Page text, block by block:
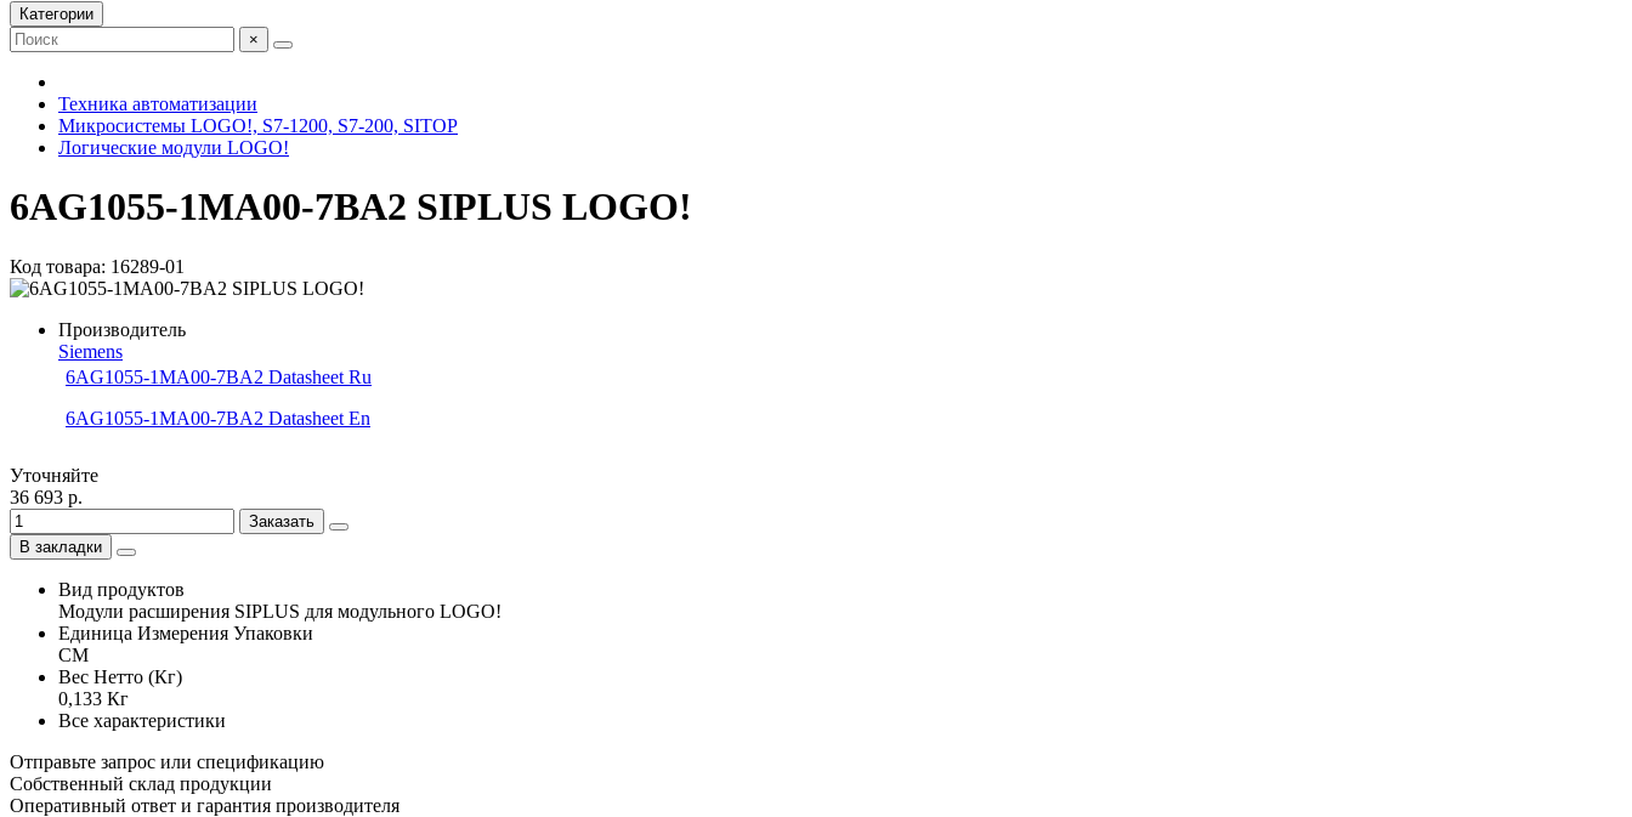
Категории
×
Техника автоматизации
Микросистемы LOGO!, S7-1200, S7-200, SITOP
Логические модули LOGO!
6AG1055-1MA00-7BA2 SIPLUS LOGO!
Код товара: 16289-01
Производитель
Siemens
6AG1055-1MA00-7BA2 Datasheet Ru
6AG1055-1MA00-7BA2 Datasheet En
Уточняйте
36 693 р.
Заказать
В закладки
Вид продуктов
Модули расширения SIPLUS для модульного LOGO!
Единица Измерения Упаковки
CM
Вес Нетто (Кг)
0,133 Кг
Все характеристики
Отправьте запрос или спецификацию
Собственный склад продукции
Оперативный ответ и гарантия производителя